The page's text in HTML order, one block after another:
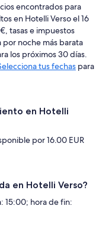
encontrados para
en Hotelli Verso el 16
tasas e impuestos
por noche más barata
los próximos 30 días.
tus fechas para
en Hotelli
por 16.00 EUR
en Hotelli Verso?
15:00; hora de fin: